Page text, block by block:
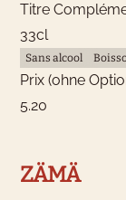
Titre
33cl
Sans alcool
Prix (ohne
5.20
ZÄMÄ